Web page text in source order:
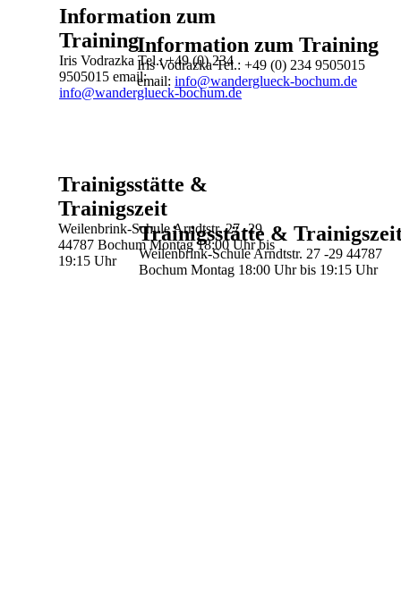
Information zum Training
Iris Vodrazka Tel.: +49 (0) 234 9505015
email: info@wanderglueck-bochum.de
Trainigsstätte &
Weilenbrink-SchuleArndtstr. 27 -29 44787
Bochum Montag 18:00 Uhr bis 19:15 Uhr
Information zum
Training
Iris Vodrazka Tel.: +49 (0) 234
9505015 email:
info@wanderglueck-bochum.de
Trainigsstätte &
Trainigszeit
Weilenbrink-SchuleArndtstr. 27 -29
44787 Bochum Montag 18:00 Uhr bis
19:15 Uhr